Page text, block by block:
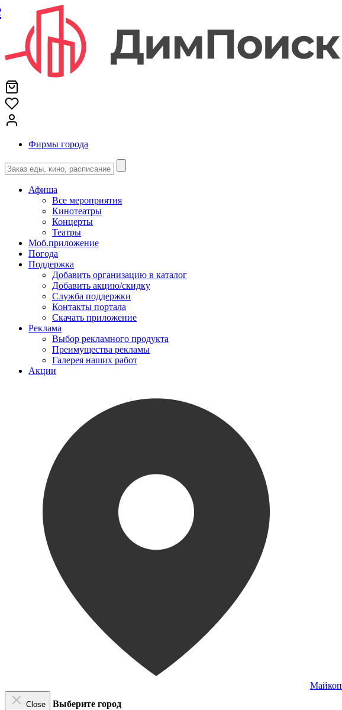
Фирмы города
Афиша
Все мероприятия
Кинотеатры
Концерты
Театры
Моб.приложение
Погода
Поддержка
Добавить организацию в каталог
Добавить акцию/скидку
Служба поддержки
Контакты портала
Скачать приложение
Реклама
Выбор рекламного продукта
Преимущества рекламы
Галерея наших работ
Акции
Майкоп
Close Выберите город